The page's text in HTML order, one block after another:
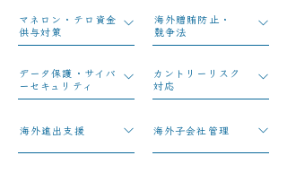
マネロン・テロ資金
供与対策
​海外贈賄防止・
競争法
データ保護・サイバ
ーセキュリティ
カントリーリスク
対応
​海外進出支援 ​海外子会社管理